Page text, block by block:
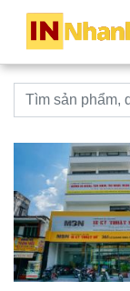
innhanh.com.vn
Từ khoá tìm kiếm